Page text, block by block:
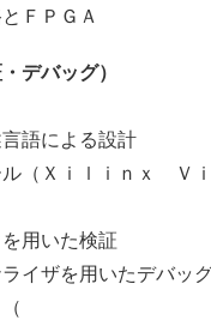
ＰＧＡ
デバッグ）
による設計
ｉｌｉｎｘ Ｖｉｖ
いた検証
ザを用いたデバッ